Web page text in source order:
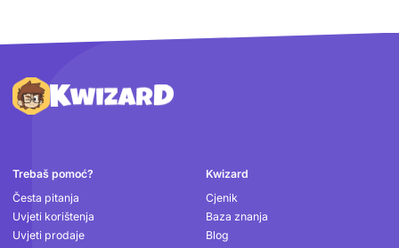
Podnožje
Trebaš pomoć?
Česta pitanja
Uvjeti korištenja
Uvjeti prodaje
Kwizard
Cjenik
Baza znanja
Blog